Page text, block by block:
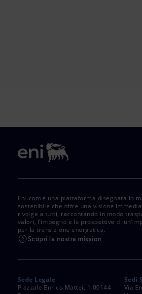
Eni.com è una piattaforma disegnata in
sostenibile che offre una visione
rivolge a tutti, raccontando in modo
valori, l’impegno e le prospettive di
per la transizione energetica.
Scopri la nostra mission
Sede Legale
Piazzale Enrico Mattei, 1 00144
Sedi
Via